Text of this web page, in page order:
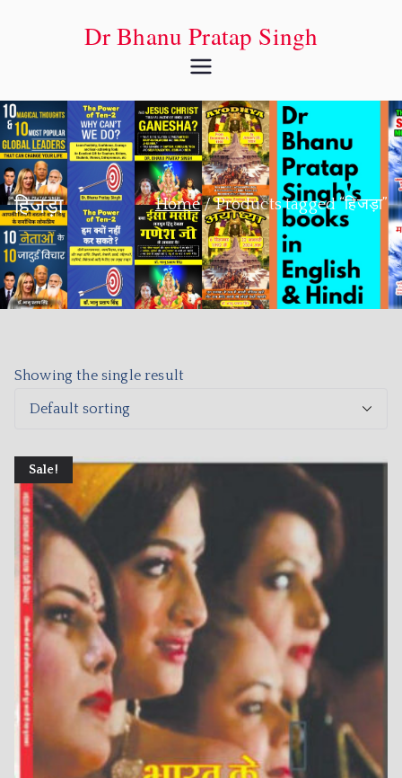
Dr Bhanu Pratap Singh
हिजड़ा Home Products tagged “हिजड़ा”
Showing the single result
Sale!